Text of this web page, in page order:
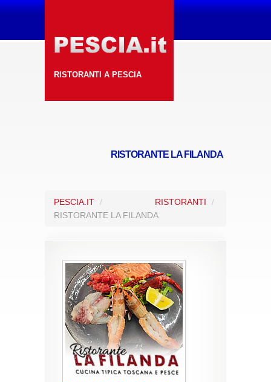
RISTORANTI A PESCIA
RISTORANTE LA FILANDA
PESCIA.IT / RISTORANTI
/
RISTORANTE LA FILANDA